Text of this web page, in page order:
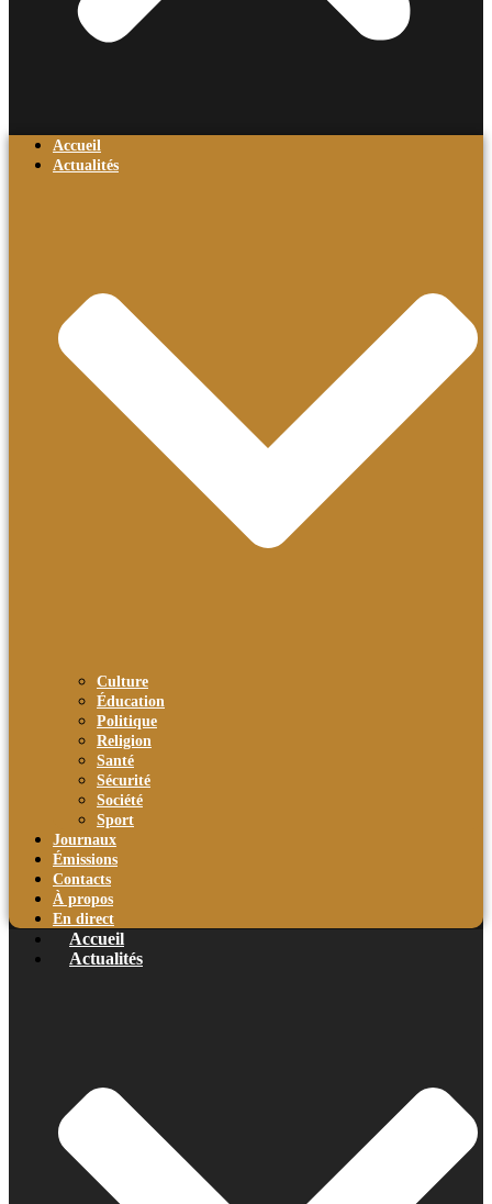
Accueil
Actualités
Culture
Éducation
Politique
Religion
Santé
Sécurité
Société
Sport
Journaux
Émissions
Contacts
À propos
En direct
Accueil
Actualités